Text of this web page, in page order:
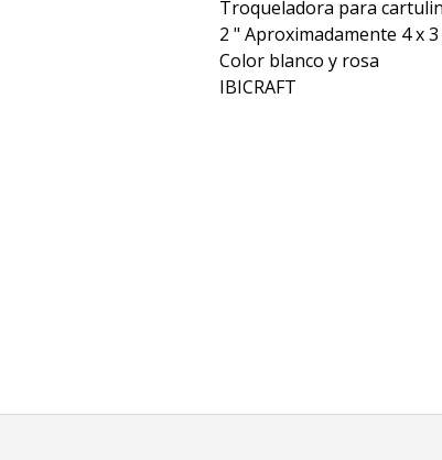
Troqueladora para
2 " Aproximadamente 4 x 3
Color blanco y rosa
IBICRAFT